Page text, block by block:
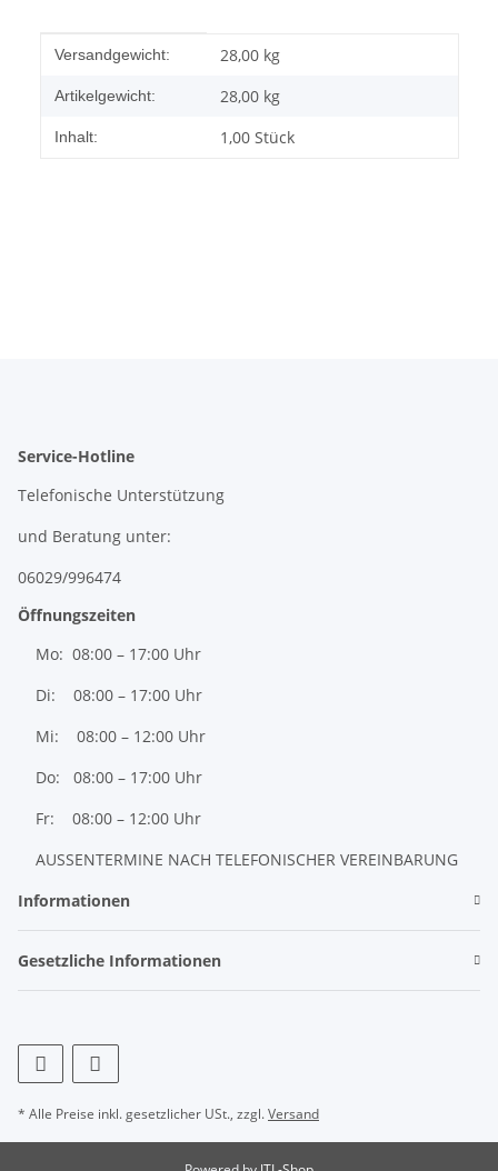
Produkteigenschaft
Wert
Versandgewicht: 28,00 kg
Artikelgewicht: 28,00 kg
Inhalt: 1,00 Stück
Service-Hotline
Telefonische Unterstützung
und Beratung unter:
06029/996474
Öffnungszeiten
Mo: 08:00 – 17:00 Uhr
Di: 08:00 – 17:00 Uhr
Mi: 08:00 – 12:00 Uhr
Do: 08:00 – 17:00 Uhr
Fr: 08:00 – 12:00 Uhr
AUSSENTERMINE NACH TELEFONISCHER VEREINBARUNG
Informationen
Gesetzliche Informationen
* Alle Preise inkl. gesetzlicher USt., zzgl.Versand